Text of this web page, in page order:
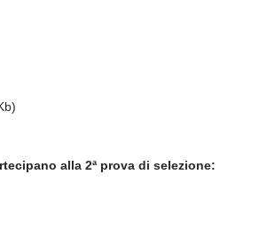
alla 2ª prova di selezione: